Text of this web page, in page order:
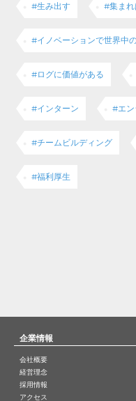
#生み出す #集まれ
#イノベーションで世界中
#ログに価値がある
#インターン #エン
#チームビルディング
#福利厚生
企業情報
会社概要
経営理念
採用情報
アクセス